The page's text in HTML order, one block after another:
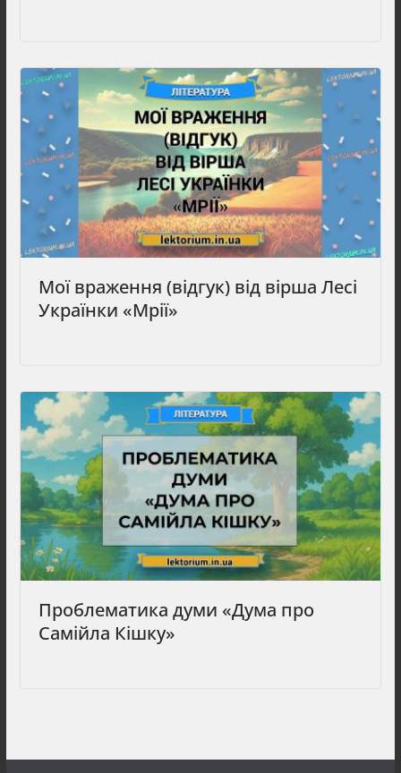
Мої враження (відгук) від вірша Лесі
Українки «Мрії»
Проблематика думи «Дума про
Самійла Кішку»